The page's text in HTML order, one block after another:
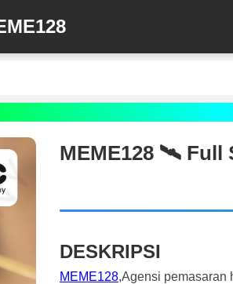
MEME128 🛰️‍ Full
DESKRIPSI
MEME128,Agensi pemasaran